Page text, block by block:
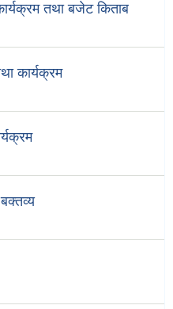
तथा बजेट किताब
कार्यक्रम